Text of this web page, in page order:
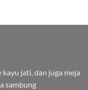
jati, dan juga meja
sambung